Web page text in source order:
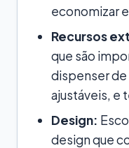
economizar
Recursos
que são
dispenser de
ajustáveis, e
Design:
design que